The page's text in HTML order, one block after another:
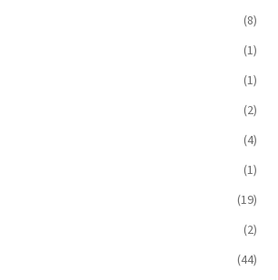
(8)
(1)
(1)
(2)
(4)
(1)
(19)
(2)
(44)